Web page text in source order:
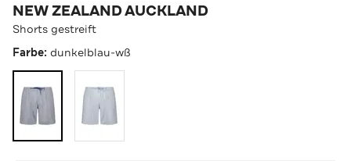
NEW ZEALAND AUCKLAND
Shorts gestreift
Farbe: dunkelblau-wß